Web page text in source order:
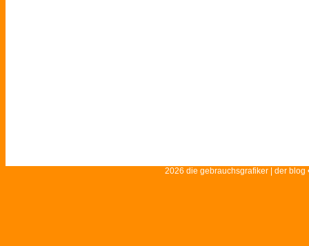
2026 die gebrauchsgrafiker | der blog